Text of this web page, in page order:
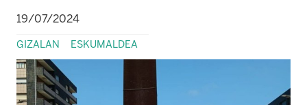
19/07/2024
GIZALAN ESKUMALDEA